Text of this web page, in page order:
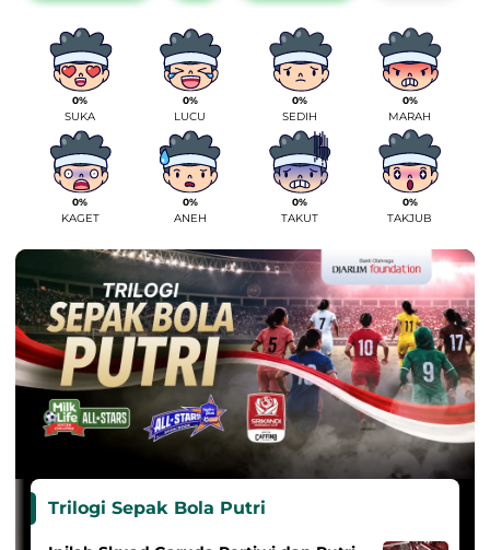
0%
SUKA
0%
LUCU
0%
SEDIH
0%
MARAH
0%
KAGET
0%
ANEH
0%
TAKUT
0%
TAKJUB
Trilogi Sepak Bola Putri